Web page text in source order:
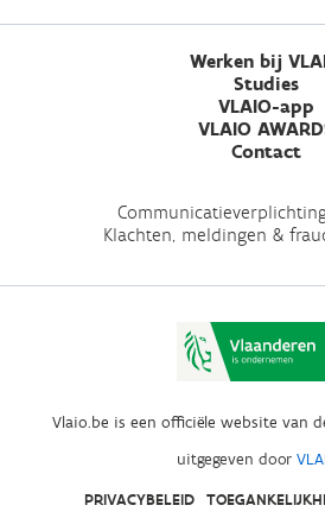
Werken bij
Studies
VLAIO-app
VLAIO
Contact
Klachten, meldingen &
Vlaio.be is een officiële website van
uitgegeven door
PRIVACYBELEID